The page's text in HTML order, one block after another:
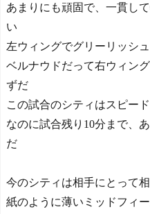
あまりにも頑固で、一貫し
い
左ウィングでグリーリッシ
ベルナウドだって右ウィン
ずだ
この試合のシティはスピー
なのに試合残り10分まで、
だ
今のシティは相手にとって
紙のように薄いミッドフィ